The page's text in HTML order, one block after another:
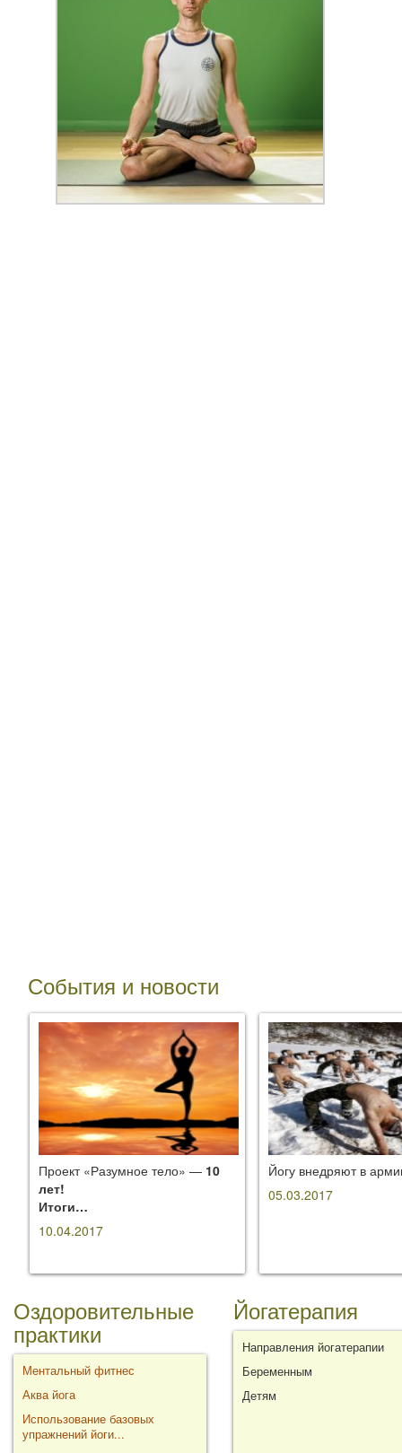
События и новости
Проект «Разумное тело» — 10
лет!
Итоги…
10.04.2017
Йогу внедряют в
05.03.2017
Оздоровительные
практики
Ментальный фитнес
Аква йога
Использование базовых
упражнений йоги...
Йогатерапия
Направления йогатерапии
Беременным
Детям